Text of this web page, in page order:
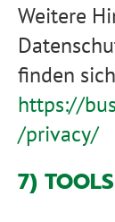
Weitere
finden
https://
/privacy/
7)